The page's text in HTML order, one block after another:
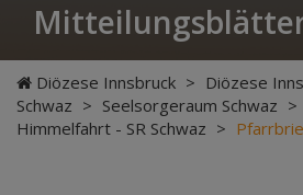
Diözese Innsbruck > Diözese
Schwaz > Seelsorgeraum Schwaz >
Himmelfahrt - SR Schwaz >